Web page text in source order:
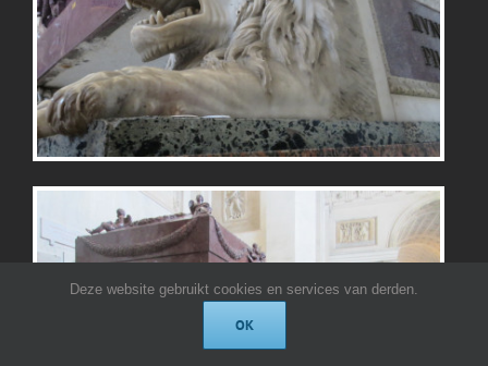
Deze website gebruikt cookies en services van derden.
OK